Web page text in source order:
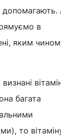
допомагають.
в
яким чином
багата
то